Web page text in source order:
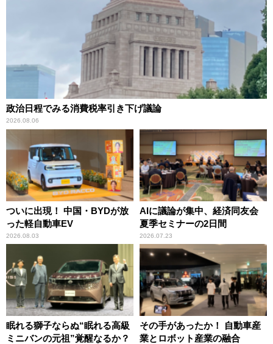
政治日程でみる消費税率引き下げ議論
2026.08.06
ついに出現！ 中国・BYDが放
った軽自動車EV
2026.08.03
AIに議論が集中、経済同友会
夏季セミナーの2日間
2026.07.23
眠れる獅子ならぬ“眠れる高級
ミニバンの元祖”覚醒なるか？
その手があったか！ 自動車産
業とロボット産業の融合